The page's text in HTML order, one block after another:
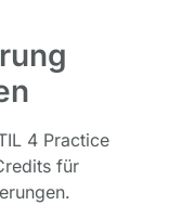
4 Practice
für